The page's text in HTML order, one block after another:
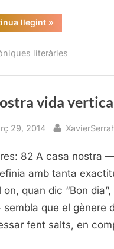
llegint“Simfonia
de
la
»
literàries
vida
29, 2014 By
82 A casa nostra
amb tanta
on, quan dic “Bon
que el gènere
fent salts, en